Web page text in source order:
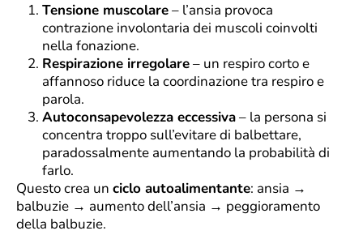
Tensione muscolare– l’ansia provoca
contrazione involontaria dei muscoli coinvolti
nella fonazione.
Respirazione irregolare– un respiro corto e
affannoso riduce la coordinazione tra respiro e
parola.
Autoconsapevolezza eccessiva– la persona si
concentra troppo sull’evitare di balbettare,
paradossalmente aumentando la probabilità di
farlo.
Questo crea un ciclo autoalimentante: ansia →
balbuzie → aumento dell’ansia → peggioramento
della balbuzie.